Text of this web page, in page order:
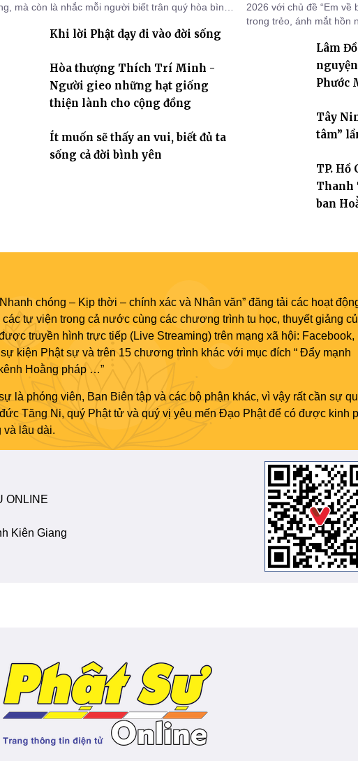
mà còn là nhắc mỗi người biết trân quý hòa bình,
Khi lời Phật dạy đi vào đời sống
Hòa thượng Thích Trí Minh -
Người gieo những hạt giống
thiện lành cho cộng đồng
Ít muốn sẽ thấy an vui, biết đủ ta
sống cả đời bình yên
2026 với chủ đề “Em về
trong trẻo, ánh mắt hồn
Trường Phước (xã Tân
tuần tu học ngắn ngủi
báu, gieo những hạt
Lâm
Phước
Tây
tâm”
TP. Hồ
Thanh
ban
chóng – Kịp thời – chính xác và Nhân văn” đăng tải các hoạt
tự viện trong cả nước cùng các chương trình tu học, thuyết giảng
truyền hình trực tiếp (Live Streaming) trên mạng xã hội: Facebook,
kiện Phật sự và trên 15 chương trình khác với mục đích “ Đẩy mạnh
Hoằng pháp …”
là phóng viên, Ban Biên tập và các bộ phận khác, vì vậy rất cần sự
Tăng Ni, quý Phật tử và quý vị yêu mến Đạo Phật để có được kinh
và lâu dài.
ONLINE
Kiên Giang